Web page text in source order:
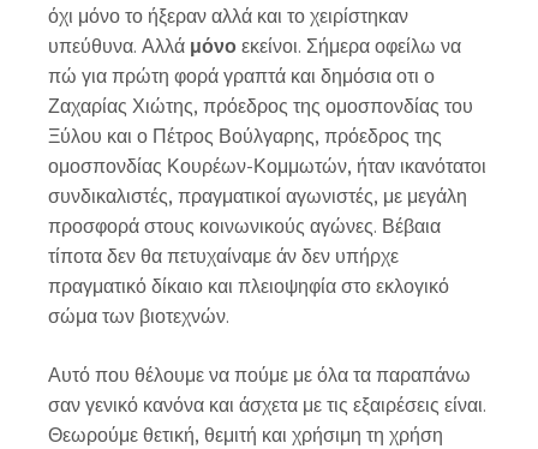
όχι μόνο το ήξεραν αλλά και το χειρίστηκαν
υπεύθυνα. Αλλά μόνο εκείνοι. Σήμερα οφείλω να
πώ για πρώτη φορά γραπτά και δημόσια οτι ο
Ζαχαρίας Χιώτης, πρόεδρος της ομοσπονδίας του
Ξύλου και ο Πέτρος Βούλγαρης, πρόεδρος της
ομοσπονδίας Κουρέων-Κομμωτών, ήταν ικανότατοι
συνδικαλιστές, πραγματικοί αγωνιστές, με μεγάλη
προσφορά στους κοινωνικούς αγώνες. Βέβαια
τίποτα δεν θα πετυχαίναμε άν δεν υπήρχε
πραγματικό δίκαιο και πλειοψηφία στο εκλογικό
σώμα των βιοτεχνών.
Αυτό που θέλουμε να πούμε με όλα τα παραπάνω
σαν γενικό κανόνα και άσχετα με τις εξαιρέσεις είναι.
Θεωρούμε θετική, θεμιτή και χρήσιμη τη χρήση